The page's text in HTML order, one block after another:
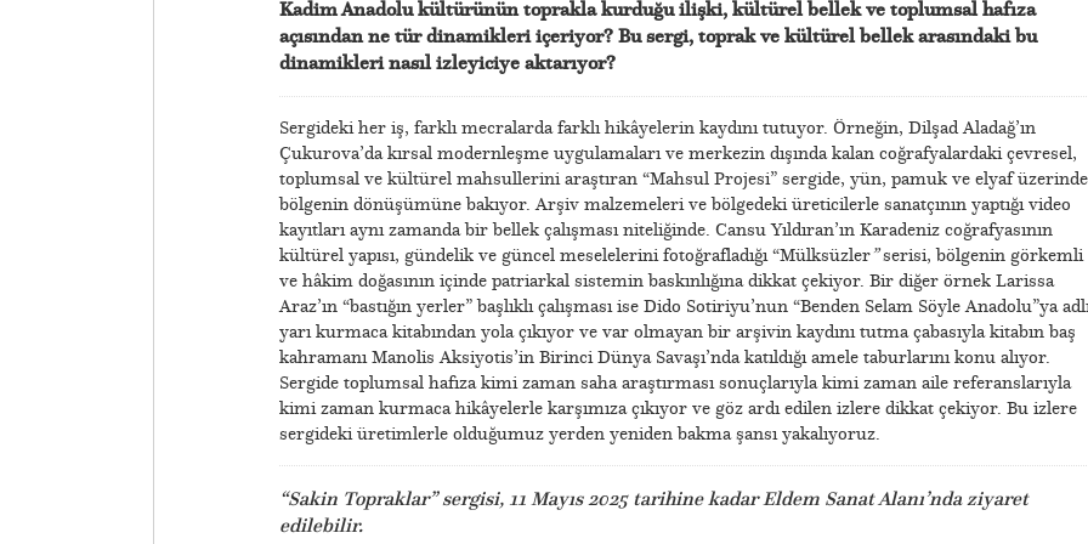
Kadim Anadolu kültürünün toprakla kurduğu ilişki, kültürel bellek ve toplumsal hafıza
açısından ne tür dinamikleri içeriyor? Bu sergi, toprak ve kültürel bellek arasındaki bu
dinamikleri nasıl izleyiciye aktarıyor?
Sergideki her iş, farklı mecralarda farklı hikâyelerin kaydını tutuyor. Örneğin, Dilşad Aladağ’ın
Çukurova’da kırsal modernleşme uygulamaları ve merkezin dışında kalan coğrafyalardaki çevresel,
toplumsal ve kültürel mahsullerini araştıran “Mahsul Projesi” sergide, yün, pamuk ve elyaf
bölgenin dönüşümüne bakıyor. Arşiv malzemeleri ve bölgedeki üreticilerle sanatçının yaptığı video
kayıtları aynı zamanda bir bellek çalışması niteliğinde. Cansu Yıldıran’ın Karadeniz coğrafyasının
kültürel yapısı, gündelik ve güncel meselelerini fotoğrafladığı “Mülksüzler”serisi, bölgenin görkemli
ve hâkim doğasının içinde patriarkal sistemin baskınlığına dikkat çekiyor. Bir diğer örnek Larissa
Araz’ın “bastığın yerler” başlıklı çalışması ise Dido Sotiriyu’nun “Benden Selam Söyle Anadolu”ya
yarı kurmaca kitabından yola çıkıyor ve var olmayan bir arşivin kaydını tutma çabasıyla kitabın baş
kahramanı Manolis Aksiyotis’in Birinci Dünya Savaşı’nda katıldığı amele taburlarını konu alıyor.
Sergide toplumsal hafıza kimi zaman saha araştırması sonuçlarıyla kimi zaman aile referanslarıyla
kimi zaman kurmaca hikâyelerle karşımıza çıkıyor ve göz ardı edilen izlere dikkat çekiyor. Bu izlere
sergideki üretimlerle olduğumuz yerden yeniden bakma şansı yakalıyoruz.
“Sakin Topraklar” sergisi, 11 Mayıs 2025 tarihine kadar Eldem Sanat Alanı’nda ziyaret
edilebilir.